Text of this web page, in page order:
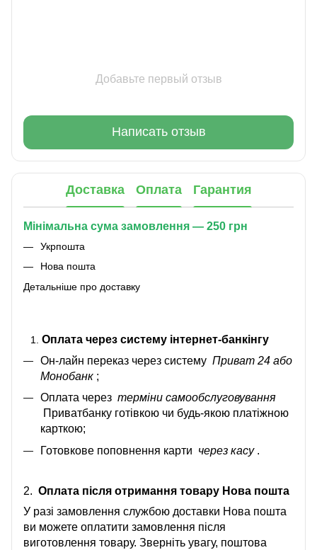
Добавьте первый отзыв
Написать отзыв
Доставка Оплата Гарантия
Мінімальна сума замовлення — 250 грн
Укрпошта
Нова пошта
Детальніше про доставку
Оплата через систему інтернет-банкінгу
Он-лайн переказ через систему Приват 24 або
Монобанк ;
Оплата через терміни самообслуговування
Приватбанку готівкою чи будь-якою платіжною
карткою;
Готовкове поповнення карти через касу.
2. Оплата після отримання товару Нова пошта
У разі замовлення службою доставки Нова пошта
ви можете оплатити замовлення після
виготовлення товару. Зверніть увагу, поштова